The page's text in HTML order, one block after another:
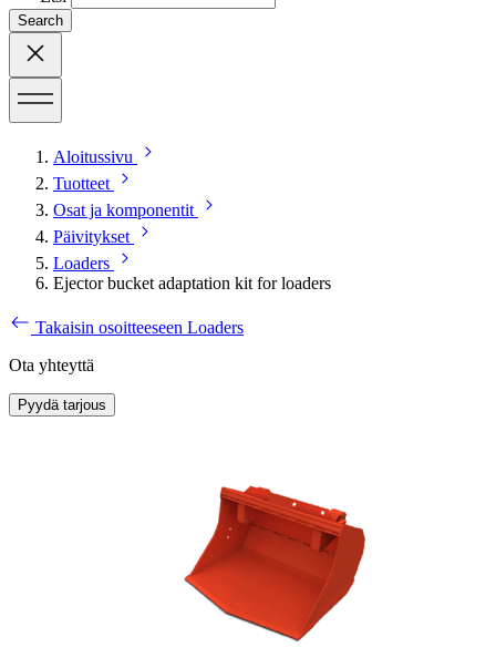
Search
Aloitussivu
Tuotteet
Osat ja komponentit
Päivitykset
Loaders
Ejector bucket adaptation kit for loaders
Takaisin osoitteeseen Loaders
Ota yhteyttä
Pyydä tarjous